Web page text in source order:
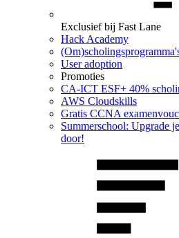
Exclusief bij Fast Lane
Hack Academy
User adoption
Promoties
CA‑ICT ESF+ 40%
AWS Cloudskills
Gratis CCNA
Summerschool: Upgrade
door!